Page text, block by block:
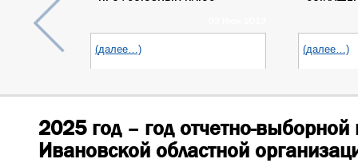
(далее…) (далее…)
2025 год – год отчетно-
Ивановской областной